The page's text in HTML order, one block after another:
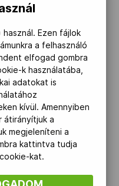
Ezen fájlok
a felhasználó
elfogad gombra
k használatába,
adatokat is
kívül. Amennyiben
átirányítjuk a
megjeleníteni a
kattintva tudja
kat.